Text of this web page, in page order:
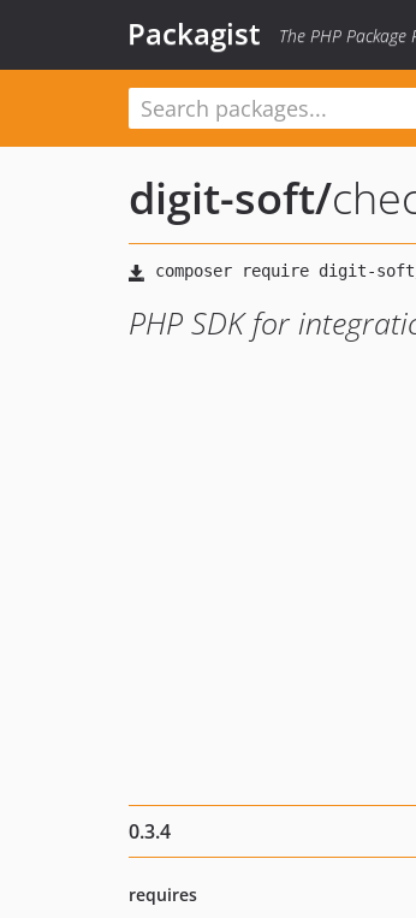
Packagist The PHP Package
digit-soft/
PHP SDK for
0.3.4
requires